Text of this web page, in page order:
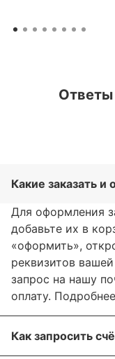
Какие заказать и
Для оформления
добавьте их в
«оформить»,
реквизитов
запрос на нашу
оплату.
Как запросить